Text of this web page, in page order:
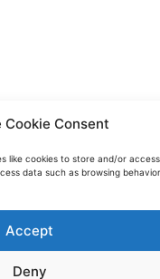
Cookie Consent
like cookies to store and/or
data such as browsing
Accept
Deny